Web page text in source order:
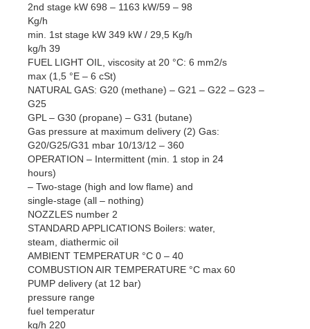
2nd stage kW 698 – 1163 kW/59 – 98
Kg/h
min. 1st stage kW 349 kW / 29,5 Kg/h
kg/h 39
FUEL LIGHT OIL, viscosity at 20 °C: 6 mm2/s
max (1,5 °E – 6 cSt)
NATURAL GAS: G20 (methane) – G21 – G22 – G23 –
G25
GPL – G30 (propane) – G31 (butane)
Gas pressure at maximum delivery (2) Gas:
G20/G25/G31 mbar 10/13/12 – 360
OPERATION – Intermittent (min. 1 stop in 24
hours)
– Two-stage (high and low flame) and
single-stage (all – nothing)
NOZZLES number 2
STANDARD APPLICATIONS Boilers: water,
steam, diathermic oil
AMBIENT TEMPERATUR °C 0 – 40
COMBUSTION AIR TEMPERATURE °C max 60
PUMP delivery (at 12 bar)
pressure range
fuel temperatur
kg/h 220